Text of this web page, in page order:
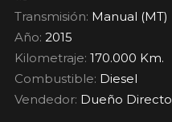
Transmisión: Manual (MT)
Año: 2015
Kilometraje: 170.000 Km.
Combustible: Diesel
Vendedor: Dueño Directo